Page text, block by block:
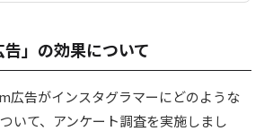
」の効果について
広告がインスタグラマーにどのような
いて、アンケート調査を実施しまし